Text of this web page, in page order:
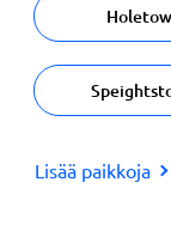
Lisää paikkoja